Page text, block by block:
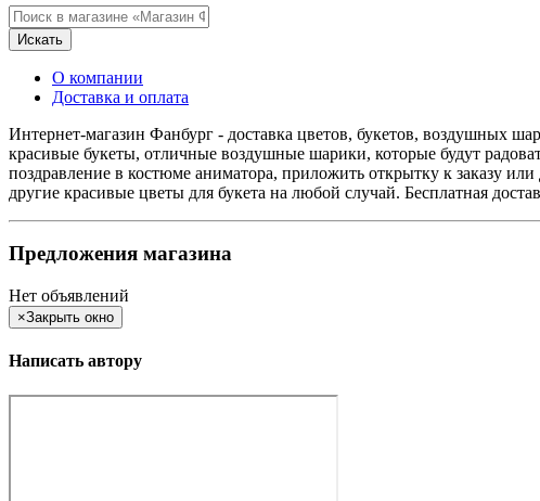
Искать
О компании
Доставка и оплата
Интернет-магазин Фанбург - доставка цветов, букетов, воздушных
красивые букеты, отличные воздушные шарики, которые будут
поздравление в костюме аниматора, приложить открытку к заказу
другие красивые цветы для букета на любой случай. Бесплатная
Предложения магазина
Нет объявлений
×Закрыть окно
Написать автору